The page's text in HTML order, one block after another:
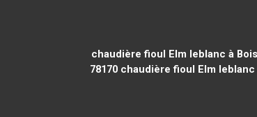
chaudière fioul Elm leblanc à
78170 chaudière fioul Elm